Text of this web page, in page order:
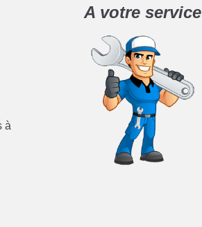
à
A votre service